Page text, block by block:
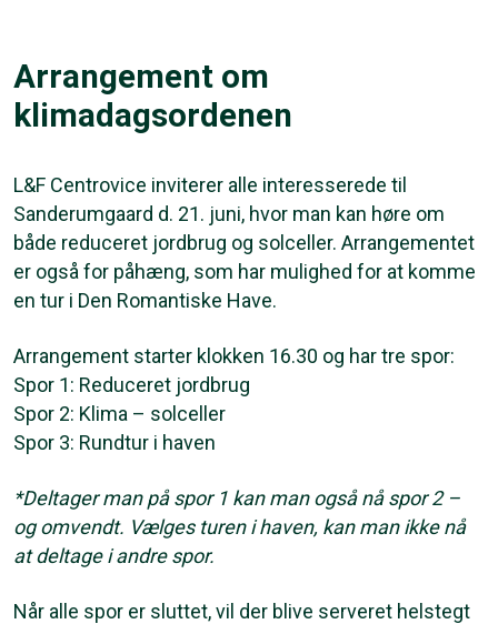
Arrangement om
klimadagsordenen
L&F Centrovice inviterer alle interesserede til
Sanderumgaard d. 21. juni, hvor man kan høre om
både reduceret jordbrug og solceller. Arrangementet
er også for påhæng, som har mulighed for at komme
en tur i Den Romantiske Have.
Arrangement starter klokken 16.30 og har tre spor:
Spor 1: Reduceret jordbrug
Spor 2: Klima – solceller
Spor 3: Rundtur i haven
*Deltager man på spor 1 kan man også nå spor 2 –
og omvendt. Vælges turen i haven, kan man ikke nå
at deltage i andre spor.
Når alle spor er sluttet, vil der blive serveret helstegt